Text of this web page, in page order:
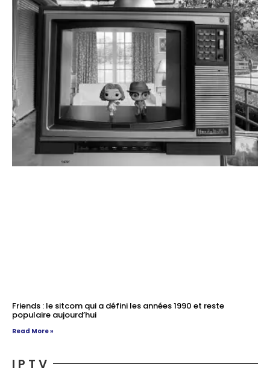
Friends : le sitcom qui a défini les années 1990 et reste
populaire aujourd’hui
Read More »
I P T V